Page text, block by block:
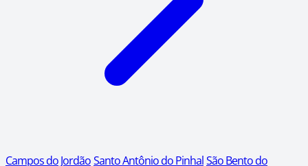
Campos do JordãoSanto Antônio do PinhalSão Bento do